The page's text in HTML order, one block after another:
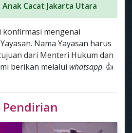
Anak Cacat Jakarta Utara
konfirmasi mengenai
Nama Yayasan harus
dari Menteri Hukum dan
berikan melalui whatsapp. 👍